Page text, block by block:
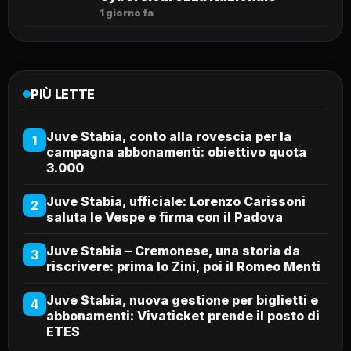
1 giorno fa
PIÙ LETTE
1
Juve Stabia, conto alla rovescia per la
campagna abbonamenti: obiettivo quota
3.000
2 Juve Stabia, ufficiale: Lorenzo Carissoni
saluta le Vespe e firma con il Padova
3 Juve Stabia – Cremonese, una storia da
riscrivere: prima lo Zini, poi il Romeo Menti
4 Juve Stabia, nuova gestione per biglietti e
abbonamenti: Vivaticket prende il posto di
ETES